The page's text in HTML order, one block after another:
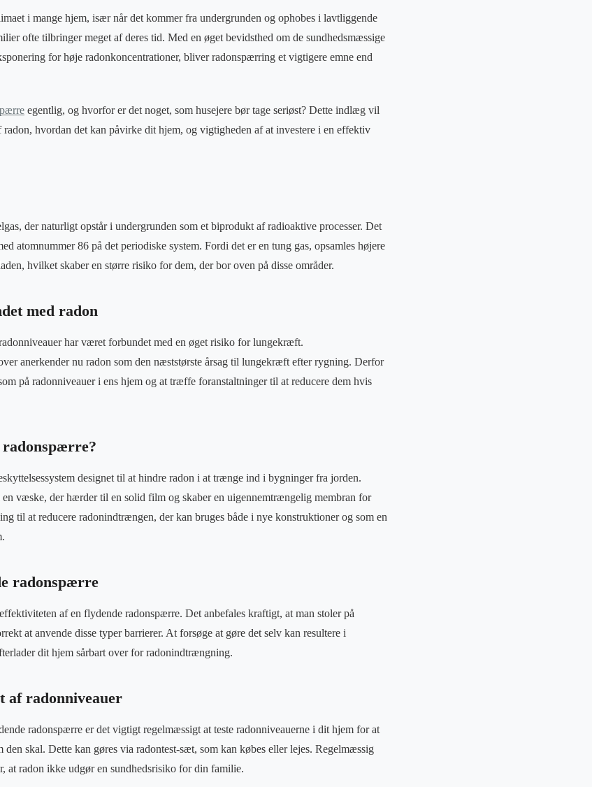
i mange hjem, især når det kommer fra undergrunden og ophobes i lavtliggende
ofte tilbringer meget af deres tid. Med en øget bevidsthed om de sundhedsmæssige
for høje radonkoncentrationer, bliver radonspærring et vigtigere emne end
egentlig, og hvorfor er det noget, som husejere bør tage seriøst? Dette indlæg vil
hvordan det kan påvirke dit hjem, og vigtigheden af at investere i en effektiv
der naturligt opstår i undergrunden som et biprodukt af radioaktive processer. Det
atomnummer 86 på det periodiske system. Fordi det er en tung gas, opsamles højere
hvilket skaber en større risiko for dem, der bor oven på disse områder.
med radon
har været forbundet med en øget risiko for lungekræft.
anerkender nu radon som den næststørste årsag til lungekræft efter rygning. Derfor
på radonniveauer i ens hjem og at træffe foranstaltninger til at reducere dem hvis
radonspærre?
designet til at hindre radon i at trænge ind i bygninger fra jorden.
en væske, der hærder til en solid film og skaber en uigennemtrængelig membran for
til at reducere radonindtrængen, der kan bruges både i nye konstruktioner og som en
radonspærre
af en flydende radonspærre. Det anbefales kraftigt, at man stoler på
at anvende disse typer barrierer. At forsøge at gøre det selv kan resultere i
dit hjem sårbart over for radonindtrængning.
af radonniveauer
radonspærre er det vigtigt regelmæssigt at teste radonniveauerne i dit hjem for at
skal. Dette kan gøres via radontest-sæt, som kan købes eller lejes. Regelmæssig
at radon ikke udgør en sundhedsrisiko for din familie.